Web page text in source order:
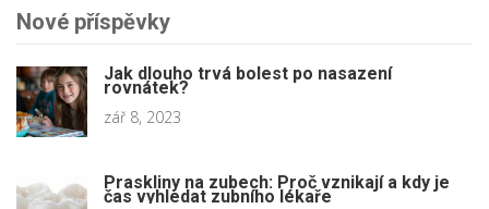
Nové příspěvky
Jak dlouho trvá bolest po nasazení
rovnátek?
zář 8, 2023
Praskliny na zubech: Proč vznikají a kdy je
čas vyhledat zubního lékaře